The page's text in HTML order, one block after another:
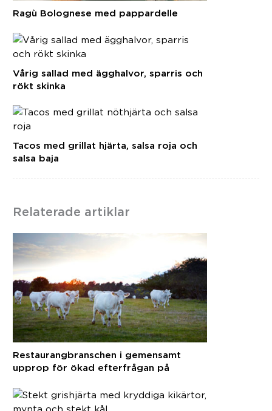
Ragù Bolognese med pappardelle
Vårig sallad med ägghalvor, sparris och
rökt skinka
Tacos med grillat hjärta, salsa roja och
salsa baja
Relaterade artiklar
Restaurangbranschen i gemensamt
upprop för ökad efterfrågan på